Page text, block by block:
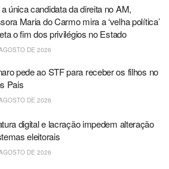
única candidata da direita no AM,
Maria do Carmo mira a ‘velha política’
o fim dos privilégios no Estado
DE 2026
pede ao STF para receber os filhos no
Pais
DE 2026
digital e lacração impedem alteração
eleitorais
DE 2026